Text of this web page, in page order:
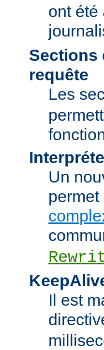
ont été
Sections
requête
Les
Un
Il est